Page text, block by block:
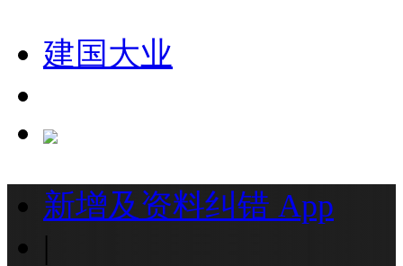
建国大业
新增及资料纠错 App
|